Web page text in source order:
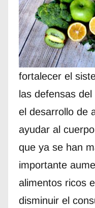
fortalecer el
las defensas
el desarrollo de
ayudar al
que ya se han
importante
alimentos ricos
disminuir el